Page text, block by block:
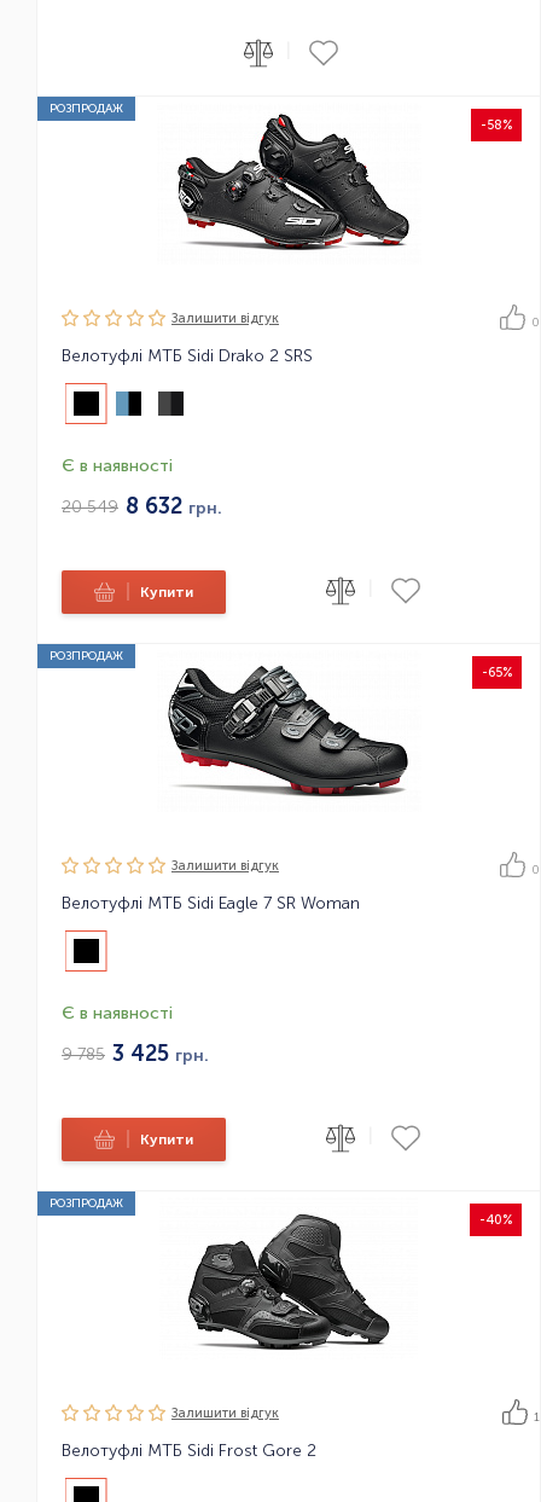
РОЗПРОДАЖ
-58%
Залишити вiдгук 0
Велотуфлі МТБ Sidi Drako 2 SRS
Є в наявності
20 549 8 632 грн.
Купити
РОЗПРОДАЖ
-65%
Залишити вiдгук 0
Велотуфлі МТБ Sidi Eagle 7 SR Woman
Є в наявності
9 785 3 425 грн.
Купити
РОЗПРОДАЖ
-40%
Залишити вiдгук 1
Велотуфлі МТБ Sidi Frost Gore 2